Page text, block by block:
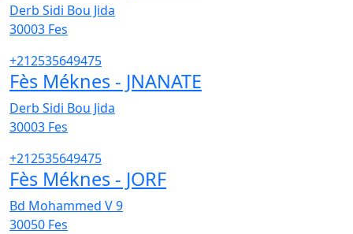
Derb Sidi Bou Jida
30003 Fes
+212535649475
Fès Méknes - JNANATE
Derb Sidi Bou Jida
30003 Fes
+212535649475
Fès Méknes - JORF
Bd Mohammed V 9
30050 Fes